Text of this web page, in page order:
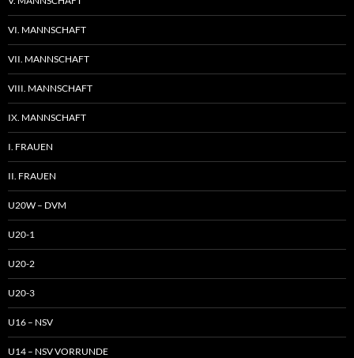
VI. MANNSCHAFT
VII. MANNSCHAFT
VIII. MANNSCHAFT
IX. MANNSCHAFT
I. FRAUEN
II. FRAUEN
U20W – DVM
U20-1
U20-2
U20-3
U16 – NSV
U14 – NSV VORRUNDE